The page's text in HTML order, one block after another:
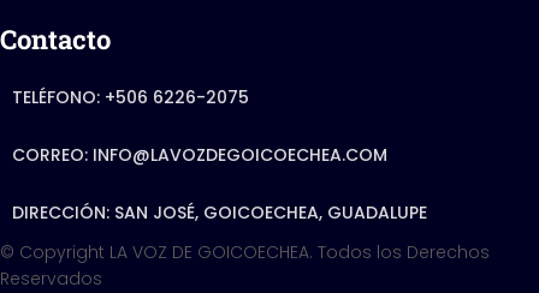
Contacto
TELÉFONO: +506 6226-2075
CORREO: INFO@LAVOZDEGOICOECHEA.COM
DIRECCIÓN: SAN JOSÉ, GOICOECHEA, GUADALUPE
© Copyright LA VOZ DE GOICOECHEA. Todos los Derechos
Reservados